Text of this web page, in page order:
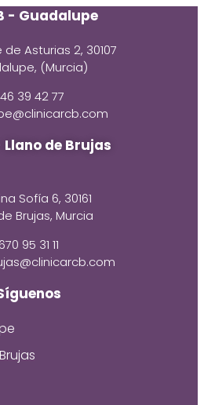
- Guadalupe
de Asturias 2, 30107
(Murcia)
39 42 77
Llano de Brujas
Sofía 6, 30161
Brujas, Murcia
670 95 31 11